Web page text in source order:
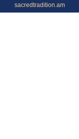
sacredtradition.am